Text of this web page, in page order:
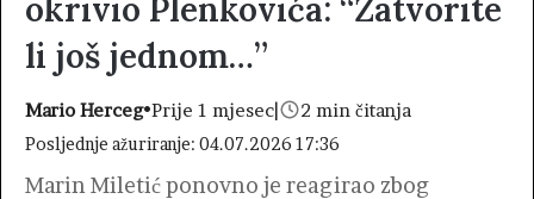
okrivio Plenkovića: “Zatvorite
li još jednom…”
Mario Herceg•Prije 1 mjesec| 2 min čitanja
Posljednje ažuriranje: 04.07.2026 17:36
Marin Miletić ponovno je reagirao zbog